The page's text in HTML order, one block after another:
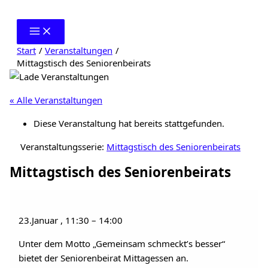
springen
Start
Veranstaltungen
Mittagstisch des Seniorenbeirats
« Alle Veranstaltungen
Diese Veranstaltung hat bereits stattgefunden.
Veranstaltungsserie: Mittagstisch des Seniorenbeirats
Mittagstisch des Seniorenbeirats
23.Januar , 11:30– 14:00
Unter dem Motto „Gemeinsam schmeckt’s besser“
bietet der Seniorenbeirat Mittagessen an.